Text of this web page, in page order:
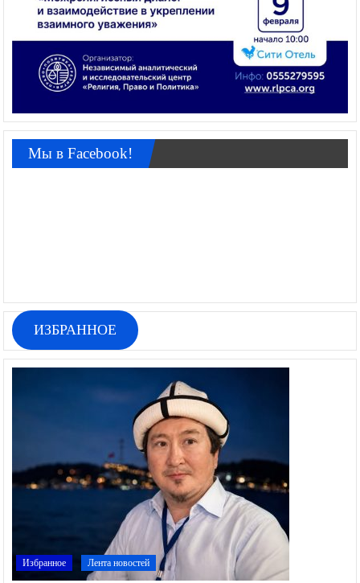
Мы в Facebook!
ИЗБРАННОЕ
Избранное Лента новостей